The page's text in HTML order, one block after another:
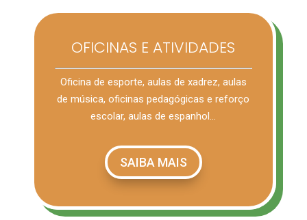
OFICINAS E ATIVIDADES
Oficina de esporte, aulas de xadrez, aulas
de música, oficinas pedagógicas e reforço
escolar, aulas de espanhol…
SAIBA MAIS